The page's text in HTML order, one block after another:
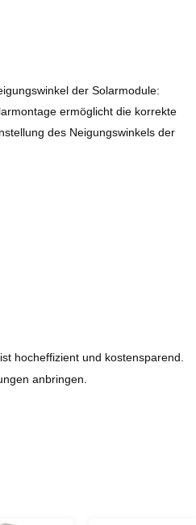
der Solarmodule:
ermöglicht die korrekte
des Neigungswinkels der
hocheffizient und kostensparend.
anbringen.